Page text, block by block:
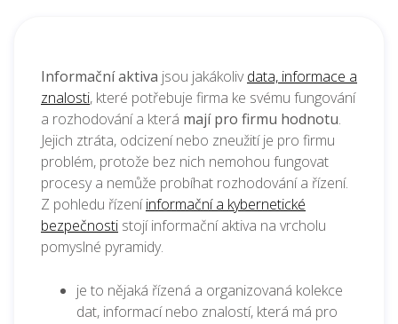
Informační aktiva jsou jakákoliv data, informace a
znalosti, které potřebuje firma ke svému fungování
a rozhodování a která mají pro firmu hodnotu.
Jejich ztráta, odcizení nebo zneužití je pro firmu
problém, protože bez nich nemohou fungovat
procesy a nemůže probíhat rozhodování a řízení.
Z pohledu řízeníinformační a kybernetické
bezpečnosti stojí informační aktiva na vrcholu
pomyslné pyramidy.
je to nějaká řízená a organizovaná kolekce
dat, informací nebo znalostí, která má pro